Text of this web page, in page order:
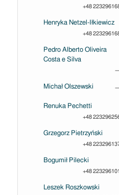
+48
Henryka Netzel-Iłkiewicz
+48
Pedro Alberto Oliveira
Costa e Silva
Michał Olszewski
Renuka Pechetti
+48
Grzegorz Pietrzyński
+48
Bogumił Pilecki
+48 223296101
Leszek Roszkowski